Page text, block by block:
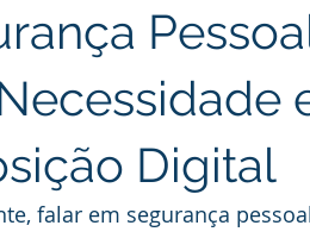
Digital
falar em segurança